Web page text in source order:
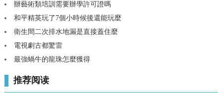
辦藝術類培訓需要辦學許可證嗎
和平精英玩了7個小時候後還能玩麼
衛生間二次排水地漏是直接蓋住麼
電視劇古都驚雷
最強蝸牛的龍珠怎麼獲得
推荐阅读